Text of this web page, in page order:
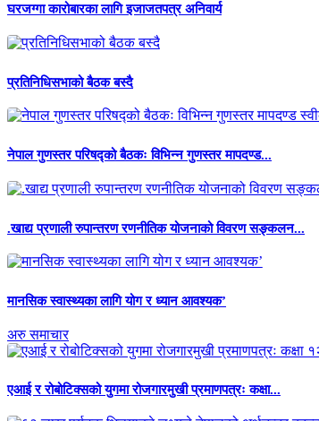
घरजग्गा कारोबारका लागि इजाजतपत्र अनिवार्य
प्रतिनिधिसभाको बैठक बस्दै
नेपाल गुणस्तर परिषद्को बैठकः विभिन्न गुणस्तर मापदण्ड...
.खाद्य प्रणाली रुपान्तरण रणनीतिक योजनाको विवरण सङ्कलन...
मानसिक स्वास्थ्यका लागि योग र ध्यान आवश्यक’
अरु समाचार
एआई र रोबोटिक्सको युगमा रोजगारमुखी प्रमाणपत्रः कक्षा...